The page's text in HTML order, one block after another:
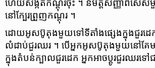
នៅ​ក្បែរ​ព្រួញ​កណ្ដុរ ។
ដោយ​អូស​ប៊ូតុង​មួយ​ទៅ​ទីតាំង​ផ្សេង​ក្នុង​ជួរ​ដេក​ដូ
លំដាប់​ជួរ​ឈរ ។ បើ​អ្នក​អូស​ប៊ូតុង​មួយ​នៅ​គែម​ឆ្
ក្នុង​តំបន់​ក្បាល​ជួរ​ដេក អ្នក​អាច​ប្តូរ​ជួរ​ឈរ​ទៅ​